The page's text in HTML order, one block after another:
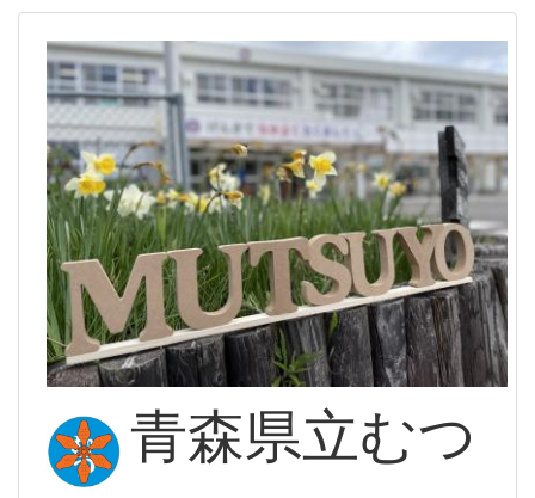
青森県立むつ